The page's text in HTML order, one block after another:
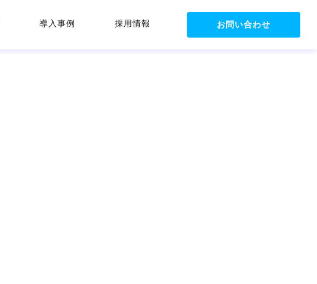
導入事例 採用情報 お問い合わせ